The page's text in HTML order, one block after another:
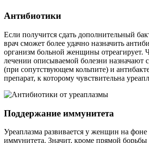
Антибиотики
Если получится сдать дополнительный
врач сможет более удачно назначить
организм больной женщины отреагирует.
лечении описываемой болезни назначают
(при сопутствующем кольпите) и
препарат, к которому чувствительна
Поддержание иммунитета
Уреаплазма развивается у женщин на
иммунитета. Значит, кроме прямой